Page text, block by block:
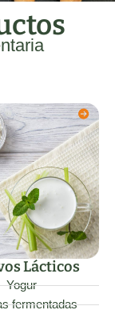
Lácticos
Yogur
fermentadas